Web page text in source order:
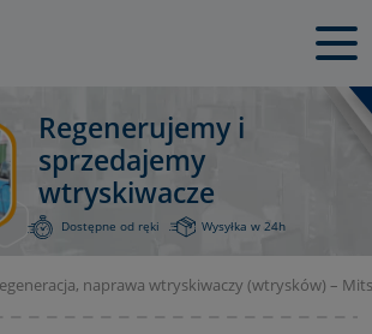
Regenerujemy i
sprzedajemy
wtryskiwacze
Dostępne od ręki Wysyłka w 24h
naprawa wtryskiwaczy (wtrysków) –